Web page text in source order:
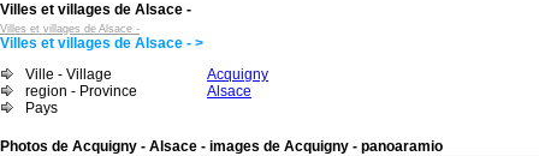
Villes et villages de Alsace -
Villes et villages de Alsace -
Villes et villages de Alsace - >
Ville - Village
Acquigny
region - Province
Alsace
Pays
Photos de Acquigny - Alsace - images de Acquigny - panoaramio